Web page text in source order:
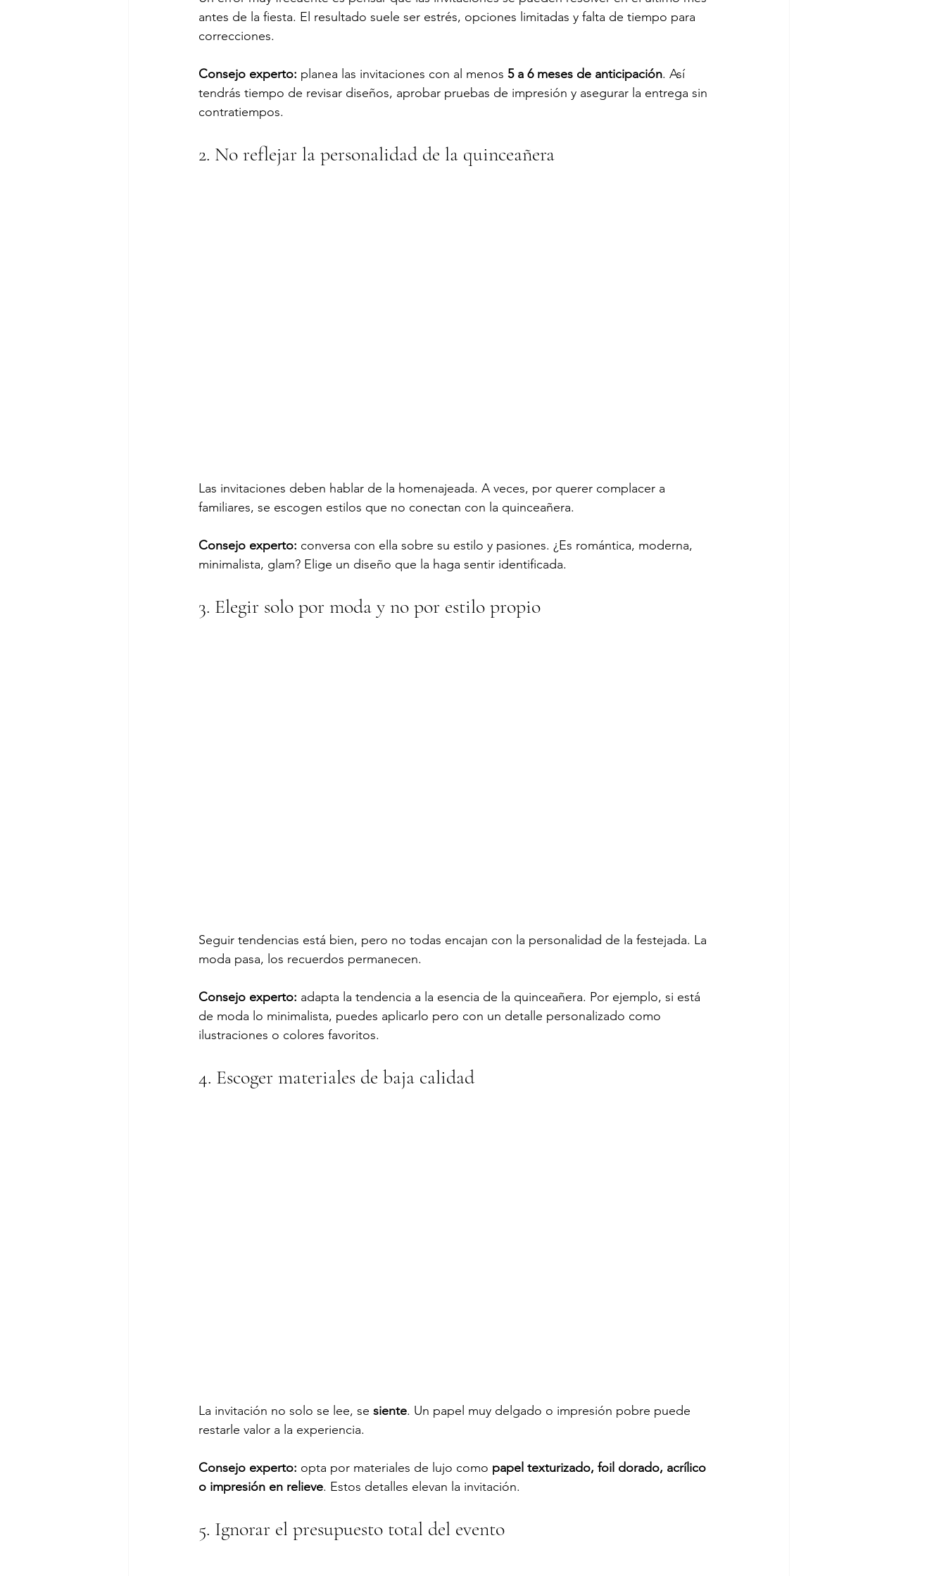
antes de la fiesta. El resultado suele ser estrés, opciones limitadas y falta de tiempo para
correcciones.
Consejo experto: planea las invitaciones con al menos 5 a 6 meses de anticipación. Así
tendrás tiempo de revisar diseños, aprobar pruebas de impresión y asegurar la entrega sin
contratiempos.
2. No reflejar la personalidad de la quinceañera
Las invitaciones deben hablar de la homenajeada. A veces, por querer complacer a
familiares, se escogen estilos que no conectan con la quinceañera.
Consejo experto: conversa con ella sobre su estilo y pasiones. ¿Es romántica, moderna,
minimalista, glam? Elige un diseño que la haga sentir identificada.
3. Elegir solo por moda y no por estilo propio
Seguir tendencias está bien, pero no todas encajan con la personalidad de la festejada. La
moda pasa, los recuerdos permanecen.
Consejo experto: adapta la tendencia a la esencia de la quinceañera. Por ejemplo, si está
de moda lo minimalista, puedes aplicarlo pero con un detalle personalizado como
ilustraciones o colores favoritos.
4. Escoger materiales de baja calidad
La invitación no solo se lee, se siente. Un papel muy delgado o impresión pobre puede
restarle valor a la experiencia.
Consejo experto: opta por materiales de lujo como papel texturizado, foil dorado, acrílico
o impresión en relieve. Estos detalles elevan la invitación.
5. Ignorar el presupuesto total del evento